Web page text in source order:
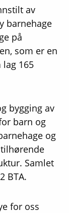
av
barnehage
på
som er en
165
bygging av
barn og
og
Samlet
BTA.
for oss